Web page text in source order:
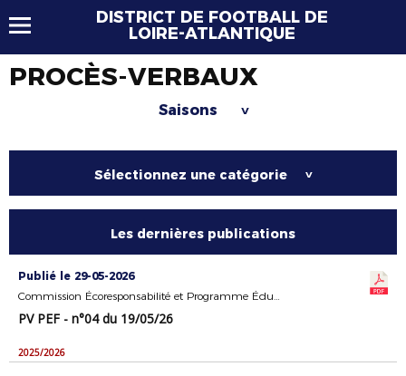
DISTRICT DE FOOTBALL DE
LOIRE-ATLANTIQUE
PROCÈS-VERBAUX
Saisons >
Sélectionnez une catégorie >
Les dernières publications
Publié le 29-05-2026
Commission Écoresponsabilité et Programme Éducatif Fédéral
PV PEF - n°04 du 19/05/26
2025/2026